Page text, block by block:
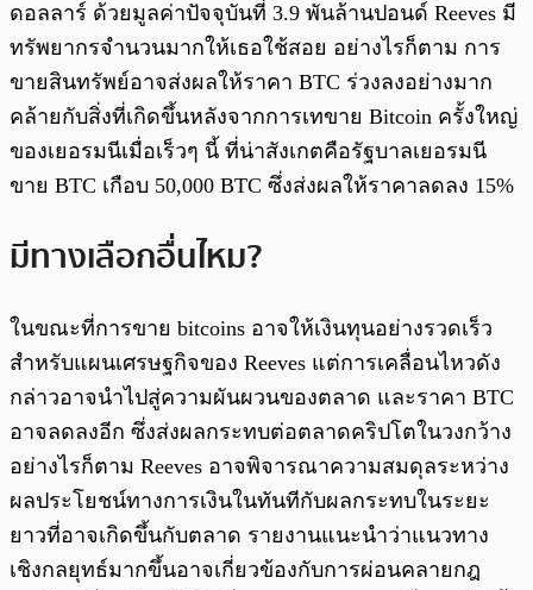
ดอลลาร์ ด้วยมูลค่าปัจจุบันที่ 3.9 พันล้านปอนด์ Reeves มี
ทรัพยากรจำนวนมากให้เธอใช้สอย อย่างไรก็ตาม การ
ขายสินทรัพย์อาจส่งผลให้ราคา BTC ร่วงลงอย่างมาก
คล้ายกับสิ่งที่เกิดขึ้นหลังจากการเทขาย Bitcoin ครั้งใหญ่
ของเยอรมนีเมื่อเร็วๆ นี้ ที่น่าสังเกตคือรัฐบาลเยอรมนี
ขาย BTC เกือบ 50,000 BTC ซึ่งส่งผลให้ราคาลดลง 15%
มีทางเลือกอื่นไหม?
ในขณะที่การขาย bitcoins อาจให้เงินทุนอย่างรวดเร็ว
สำหรับแผนเศรษฐกิจของ Reeves แต่การเคลื่อนไหวดัง
กล่าวอาจนำไปสู่ความผันผวนของตลาด และราคา BTC
อาจลดลงอีก ซึ่งส่งผลกระทบต่อตลาดคริปโตในวงกว้าง
อย่างไรก็ตาม Reeves อาจพิจารณาความสมดุลระหว่าง
ผลประโยชน์ทางการเงินในทันทีกับผลกระทบในระยะ
ยาวที่อาจเกิดขึ้นกับตลาด รายงานแนะนำว่าแนวทาง
เชิงกลยุทธ์มากขึ้นอาจเกี่ยวข้องกับการผ่อนคลายกฎ